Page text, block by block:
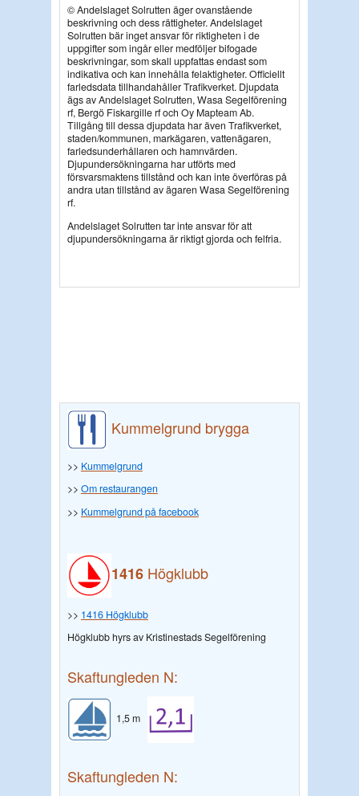
© Andelslaget Solrutten äger ovanstående
beskrivning och dess rättigheter. Andelslaget
Solrutten bär inget ansvar för riktigheten i de
uppgifter som ingår eller medföljer bifogade
beskrivningar, som skall uppfattas endast som
indikativa och kan innehålla felaktigheter. Officiellt
farledsdata tillhandahåller Trafikverket. Djupdata
ägs av Andelslaget Solrutten, Wasa Segelförening
rf, Bergö Fiskargille rf och Oy Mapteam Ab.
Tillgång till dessa djupdata har även Trafikverket,
staden/kommunen, markägaren, vattenägaren,
farledsunderhållaren och hamnvärden.
Djupundersökningarna har utförts med
försvarsmaktens tillstånd och kan inte överföras på
andra utan tillstånd av ägaren Wasa Segelförening
rf.
Andelslaget Solrutten tar inte ansvar för att
djupundersökningarna är riktigt gjorda och felfria.
Kummelgrund brygga
>> Kummelgrund
>> Om restaurangen
>> Kummelgrund på facebook
1416Högklubb
>> 1416 Högklubb
Högklubb hyrs av Kristinestads Segelförening
Skaftungleden N:
1,5 m
Skaftungleden N: